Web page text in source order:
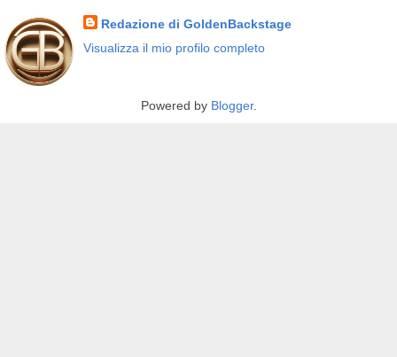
Redazione di GoldenBackstage
Visualizza il mio profilo completo
Powered by Blogger.